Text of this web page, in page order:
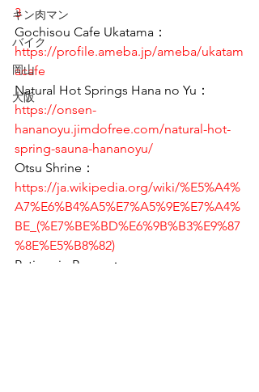
キン肉マン
バイク
岡山
大阪
3
Gochisou Cafe Ukatama ：
https://profile.ameba.jp/ameba/ukatam
acafe
Natural Hot Springs Hana no Yu ：
https://onsen-
hananoyu.jimdofree.com/natural-hot-
spring-sauna-hananoyu/
Otsu Shrine ：
https://ja.wikipedia.org/wiki/%E5%A4%
A7%E6%B4%A5%E7%A5%9E%E7%A4%
BE_(%E7%BE%BD%E6%9B%B3%E9%87
%8E%E5%B8%82)
Patisserie Baron
：